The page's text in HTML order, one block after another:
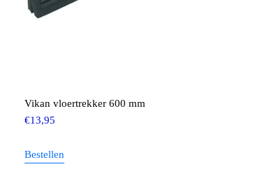
Vikan vloertrekker 600 mm
€13,95
Bestellen